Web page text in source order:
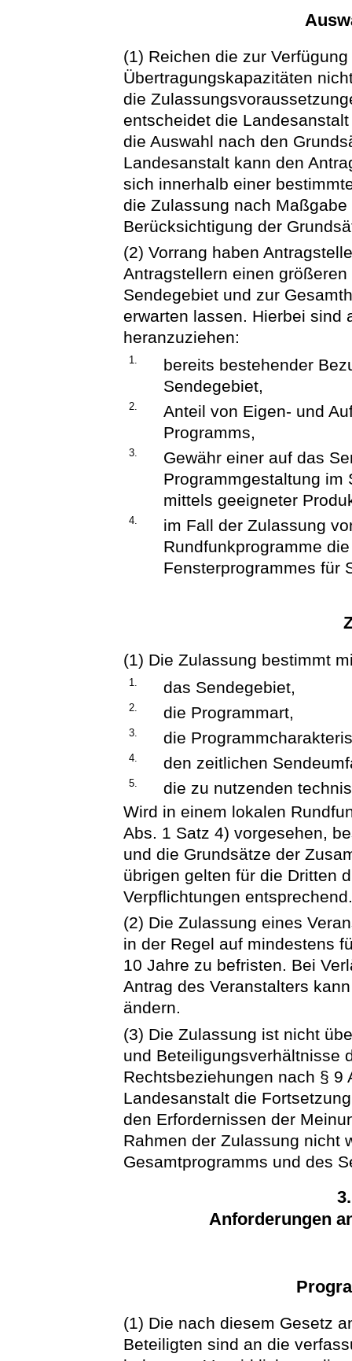
(1) Reichen die zur
Übertragungskapazitäten
die
entscheidet die
die Auswahl nach den
Landesanstalt kann den
sich innerhalb einer
die Zulassung nach
Berücksichtigung der
(2) Vorrang haben
Antragstellern einen
Sendegebiet und zur
erwarten lassen. Hierbei sind
heranzuziehen:
1.
bereits bestehender
Sendegebiet,
2.
Anteil von Eigen- und
Programms,
3.
Gewähr einer auf das
Programmgestaltung im
mittels geeigneter
4.
im Fall der Zulassung
Rundfunkprogramme
Fensterprogrammes für
(1) Die Zulassung bestimmt
1. das Sendegebiet,
2. die Programmart,
3. die
4. den zeitlichen
5.
die zu nutzenden
Wird in einem lokalen
Abs. 1 Satz 4) vorgesehen,
und die Grundsätze der
übrigen gelten für die Dritten
Verpflichtungen
(2) Die Zulassung eines
in der Regel auf mindestens
10 Jahre zu befristen. Bei
Antrag des Veranstalters
ändern.
(3) Die Zulassung ist nicht
und Beteiligungsverhältnisse
Rechtsbeziehungen nach § 9
Landesanstalt die
den Erfordernissen der
Rahmen der Zulassung nicht
Gesamtprogramms und des
Anforderungen
(1) Die nach diesem Gesetz
Beteiligten sind an die